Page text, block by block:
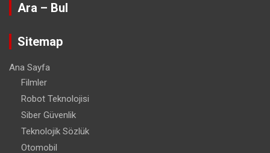
Ara – Bul
Sitemap
Ana Sayfa
Filmler
Robot Teknolojisi
Siber Güvenlik
Teknolojik Sözlük
Otomobil